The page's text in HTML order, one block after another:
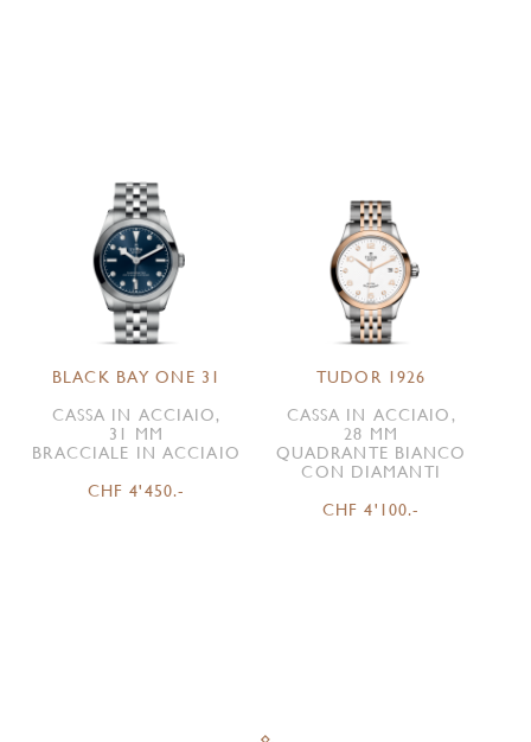
BLACK BAY ONE 31
CASSA IN ACCIAIO,
31 MM
BRACCIALE IN ACCIAIO
CHF 4'450.-
TUDOR 1926
CASSA IN ACCIAIO,
28 MM
QUADRANTE BIANCO
CON DIAMANTI
CHF 4'100.-